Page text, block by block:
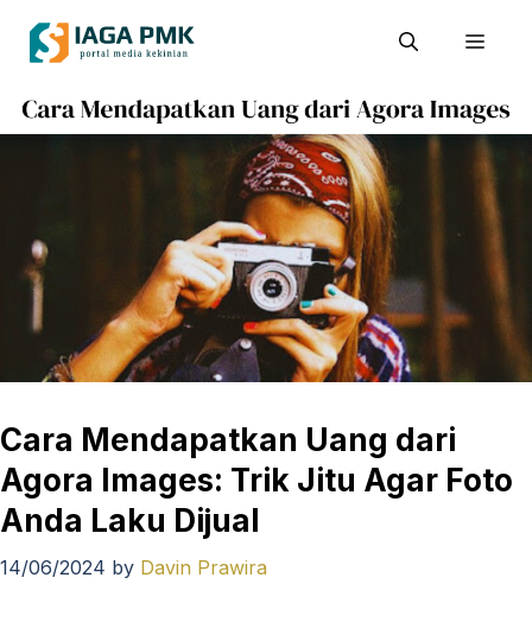
Cara Mendapatkan Uang dari
Agora Images: Trik Jitu Agar Foto
Anda Laku Dijual
14/06/2024 by Davin Prawira